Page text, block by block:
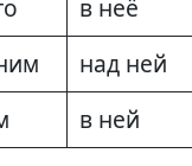
в неё
над ней
в ней